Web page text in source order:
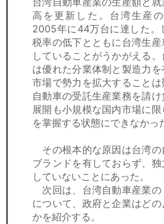
高を更新した。台湾生産
2005年に44万台に達した。
税率の低下とともに台湾生
していることがうかがえる
は優れた分業体制と製造力
市場で勢力を拡大すること
自動車の受託生産業務を請け
展開も小規模な国内市場に
を掌握する状態にできなかっ
その根本的な原因は台湾の
ブランドを有しておらず、
していないことにあった。
次回は、台湾自動車産業の
について、政府と企業はど
かを紹介する。